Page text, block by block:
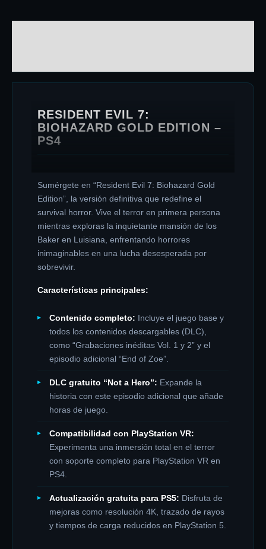
RESIDENT EVIL 7:
BIOHAZARD GOLD EDITION –
PS4
Sumérgete en “Resident Evil 7: Biohazard Gold
Edition”, la versión definitiva que redefine el
survival horror. Vive el terror en primera persona
mientras exploras la inquietante mansión de los
Baker en Luisiana, enfrentando horrores
inimaginables en una lucha desesperada por
sobrevivir.
Características principales:
Contenido completo: Incluye el juego base y
todos los contenidos descargables (DLC),
como “Grabaciones inéditas Vol. 1 y 2” y el
episodio adicional “End of Zoe”.
DLC gratuito “Not a Hero”: Expande la
historia con este episodio adicional que añade
horas de juego.
Compatibilidad con PlayStation VR:
Experimenta una inmersión total en el terror
con soporte completo para PlayStation VR en
PS4.
Actualización gratuita para PS5: Disfruta de
mejoras como resolución 4K, trazado de rayos
y tiempos de carga reducidos en PlayStation 5.